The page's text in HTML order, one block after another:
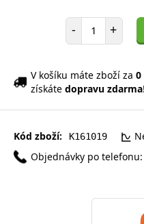
- Počet položek
+
V košíku máte zboží za 0
získáte dopravu zdarma!
Kód zboží: K161019
Objednávky po telefonu: